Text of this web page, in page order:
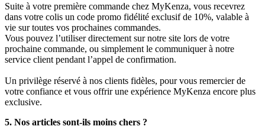
Suite à votre première commande chez MyKenza, vous recevrez
dans votre colis un code promo fidélité exclusif de 10%, valable à
vie sur toutes vos prochaines commandes.
Vous pouvez l’utiliser directement sur notre site lors de votre
prochaine commande, ou simplement le communiquer à notre
service client pendant l’appel de confirmation.
Un privilège réservé à nos clients fidèles, pour vous remercier de
votre confiance et vous offrir une expérience MyKenza encore plus
exclusive.
5. Nos articles sont-ils moins chers ?